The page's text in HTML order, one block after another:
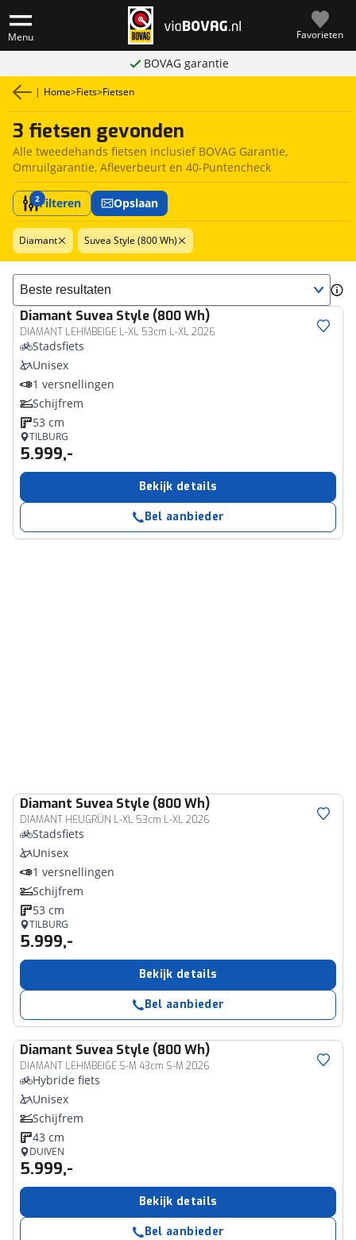
Menu Favorieten
BOVAG garantie
| Home>Fiets>Fietsen
3 fietsen gevonden
Alle tweedehands fietsen inclusief BOVAG Garantie,
Omruilgarantie, Afleverbeurt en 40-Puntencheck
2Filteren Opslaan
Diamant Suvea Style (800 Wh)
Sorteer resultaten
Diamant Suvea Style (800 Wh)
DIAMANT LEHMBEIGE L-XL 53cm L-XL 2026
Stadsfiets
Unisex
1 versnellingen
Schijfrem
53 cm
TILBURG
5.999,-
Bekijk details
Bel aanbieder
Diamant Suvea Style (800 Wh)
DIAMANT HEUGRÜN L-XL 53cm L-XL 2026
Stadsfiets
Unisex
1 versnellingen
Schijfrem
53 cm
TILBURG
5.999,-
Bekijk details
Bel aanbieder
Diamant Suvea Style (800 Wh)
DIAMANT LEHMBEIGE S-M 43cm S-M 2026
Hybride fiets
Unisex
Schijfrem
43 cm
DUIVEN
5.999,-
Bekijk details
Bel aanbieder